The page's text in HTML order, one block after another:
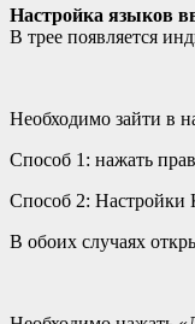
Настройка языков
В трее появляется
Необходимо зайти в
Способ 1: нажать
Способ 2: Настройки
В обоих случаях